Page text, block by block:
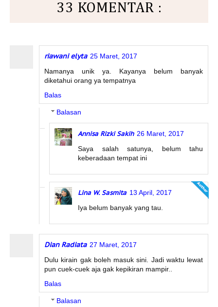
33 KOMENTAR :
riawani elyta 25 Maret, 2017
Namanya unik ya. Kayanya belum banyak
diketahui orang ya tempatnya
Balas
Balasan
Annisa Rizki Sakih 26 Maret, 2017
Saya salah satunya, belum tahu
keberadaan tempat ini
Lina W. Sasmita 13 April, 2017
Iya belum banyak yang tau.
Dian Radiata 27 Maret, 2017
Dulu kirain gak boleh masuk sini. Jadi waktu lewat
pun cuek-cuek aja gak kepikiran mampir..
Balas
Balasan